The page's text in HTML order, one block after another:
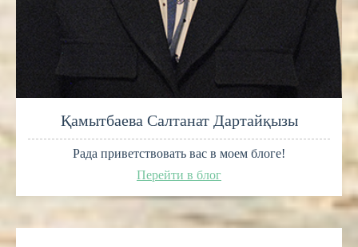
Қамытбаева Салтанат Дартайқызы
Рада приветствовать вас в моем блоге!
Перейти в блог